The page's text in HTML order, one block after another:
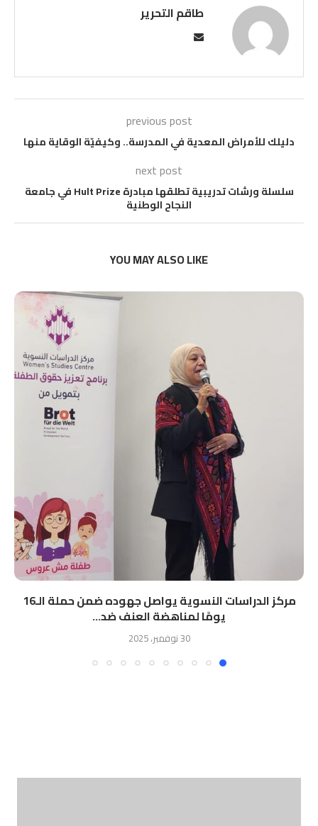
طاقم التحرير
previous post
دليلك للأمراض المعدية في المدرسة.. وكيفيّة الوقاية منها
next post
سلسلة ورشات تدريبية تطلقها مبادرة Hult Prize في جامعة
النجاح الوطنية
YOU MAY ALSO LIKE
مركز الدراسات النسوية يواصل جهوده ضمن حملة الـ16
يومًا لمناهضة العنف ضد...
30 نوفمبر، 2025